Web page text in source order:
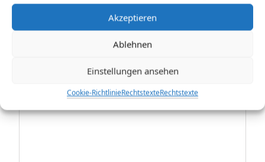
Akzeptieren
Ablehnen
Einstellungen ansehen
Cookie-RichtlinieRechtstexteRechtstexte
Schreibe einen Kommentar
Erforderliche Felder sind mit*markiert
Kommentar*